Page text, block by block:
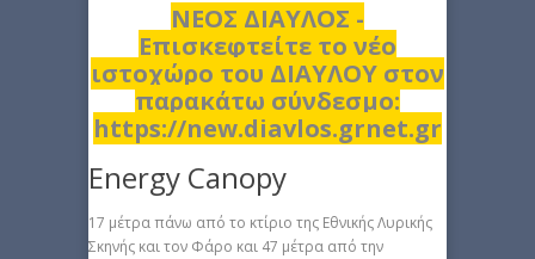
ΝΕΟΣ ΔΙΑΥΛΟΣ -
Επισκεφτείτε το νέο
ιστοχώρο του ΔΙΑΥΛΟΥ στον
παρακάτω σύνδεσμο:
https://new.diavlos.grnet.gr
Energy Canopy
17 μέτρα πάνω από το κτίριο της Εθνικής Λυρικής
Σκηνής και τον Φάρο και 47 μέτρα από την